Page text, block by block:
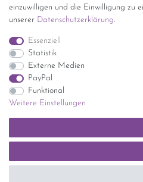
einzuwilligen und die Einwilligung zu
unserer Daten­schutz­erklärung.
Essenziell
Statistik
Externe Medien
PayPal
Funktional
Weitere Einstellungen